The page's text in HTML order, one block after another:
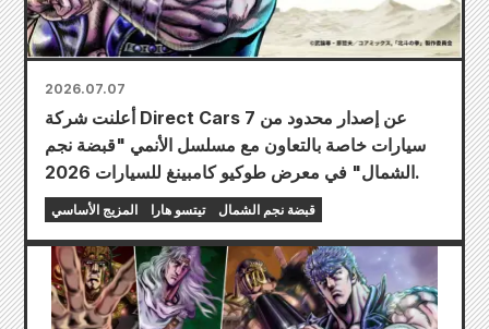
2026.07.07
أعلنت شركة Direct Cars عن إصدار محدود من 7
سيارات خاصة بالتعاون مع مسلسل الأنمي "قبضة نجم
الشمال" في معرض طوكيو كامبينغ للسيارات 2026.
المزيج الأساسي تيتسو هارا قبضة نجم الشمال